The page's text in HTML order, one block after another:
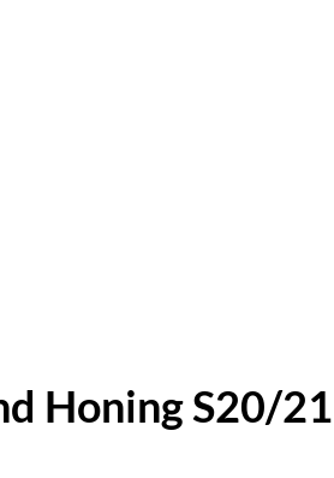
Honing S20/